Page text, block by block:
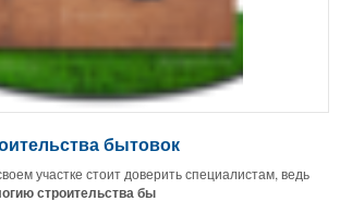
бытовок
участке стоит доверить специалистам, ведь
строительства бы